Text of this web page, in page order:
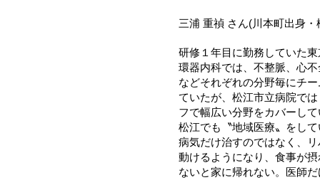
三浦 重禎 さん(川本町出身
研修１年目に勤務していた
環器内科では、不整脈、心
などそれぞれの分野毎にチ
ていたが、松江市立病院で
フで幅広い分野をカバーし
松江でも〝地域医療〟をし
病気だけ治すのではなく、
動けるようになり、食事が
ないと家に帰れない。医師